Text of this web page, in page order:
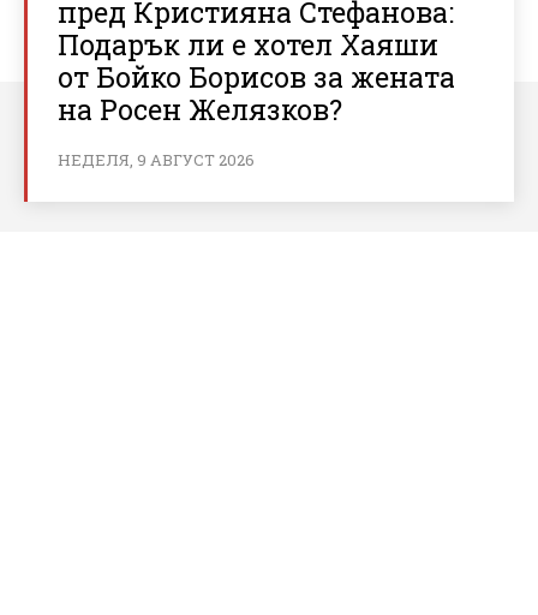
пред Кристияна Стефанова:
Подарък ли е хотел Хаяши
от Бойко Борисов за жената
на Росен Желязков?
НЕДЕЛЯ, 9 АВГУСТ 2026